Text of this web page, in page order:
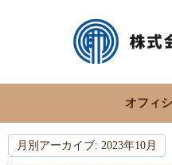
オフィ
月別アーカイブ: 2023年10月